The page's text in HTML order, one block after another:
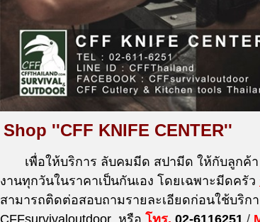
Shop ''CFF KNIFE CENTER''
เพื่อให้บริการ ลับคมมีด สปามีด ให้กับลูกค้
งานทุกวันในราคาเป็นกันเอง โดยเฉพาะมีดครัว
สามารถติดต่อสอบถามรายละเอียดก่อนใช้บริก
CFFsurvivaloutdoor หรือ โทร. 02-6116251 /